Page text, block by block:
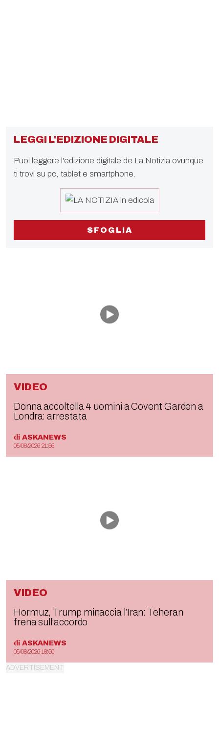
LEGGI L'EDIZIONE DIGITALE
Puoi leggere l'edizione digitale de La Notizia ovunque
ti trovi su pc, tablet e smartphone.
SFOGLIA
VIDEO
Donna accoltella 4 uomini a Covent Garden a
Londra: arrestata
di ASKANEWS
05/08/2026 21:56
VIDEO
Hormuz, Trump minaccia l’Iran: Teheran
frena sull’accordo
di ASKANEWS
05/08/2026 18:50